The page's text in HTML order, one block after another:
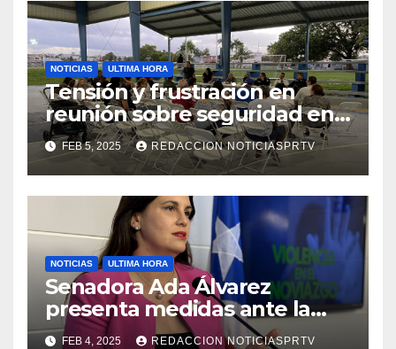
NOTICIAS ULTIMA HORA
Tensión y frustración en
reunión sobre seguridad en
Reparto Metropolitano
FEB 5, 2025 REDACCION NOTICIASPRTV
NOTICIAS ULTIMA HORA
Senadora Ada Álvarez
presenta medidas ante la
violencia en el noviazgo
FEB 4, 2025 REDACCION NOTICIASPRTV